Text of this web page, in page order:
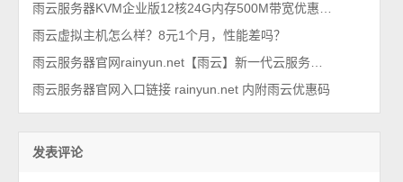
雨云虚拟主机怎么样？8元1个月，性能差吗？
雨云服务器官网入口链接 rainyun.net 内附雨云优惠码
发表评论